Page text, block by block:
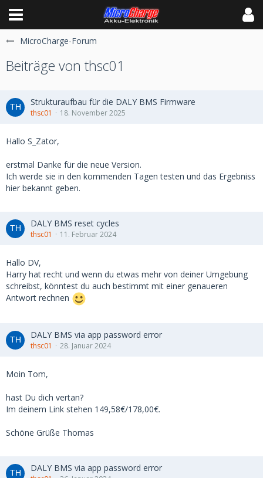
MicroCharge-Forum
Beiträge von thsc01
Strukturaufbau für die DALY BMS Firmware
thsc01 18. November 2025
Hallo S_Zator,
erstmal Danke für die neue Version.
Ich werde sie in den kommenden Tagen testen und das Ergebniss
hier bekannt geben.
DALY BMS reset cycles
thsc01 11. Februar 2024
Hallo DV,
Harry hat recht und wenn du etwas mehr von deiner Umgebung
schreibst, könntest du auch bestimmt mit einer genaueren
Antwort rechnen
DALY BMS via app password error
thsc01 28. Januar 2024
Moin Tom,
hast Du dich vertan?
Im deinem Link stehen 149,58€/178,00€.
Schöne Grüße Thomas
DALY BMS via app password error